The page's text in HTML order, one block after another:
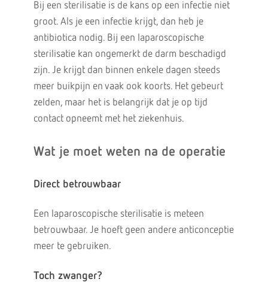
Bij een sterilisatie is de kans op een infectie niet
groot. Als je een infectie krijgt, dan heb je
antibiotica nodig. Bij een laparoscopische
sterilisatie kan ongemerkt de darm beschadigd
zijn. Je krijgt dan binnen enkele dagen steeds
meer buikpijn en vaak ook koorts. Het gebeurt
zelden, maar het is belangrijk dat je op tijd
contact opneemt met het ziekenhuis.
Wat je moet weten na de operatie
Direct betrouwbaar
Een laparoscopische sterilisatie is meteen
betrouwbaar. Je hoeft geen andere anticonceptie
meer te gebruiken.
Toch zwanger?